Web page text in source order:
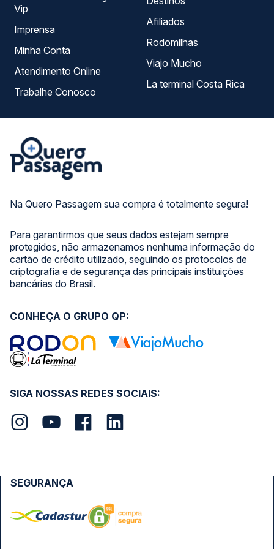
Na Quero Passagem sua compra é totalmente segura!
Para garantirmos que seus dados estejam sempre
protegidos, não armazenamos nenhuma informação do
cartão de crédito utilizado, seguindo os protocolos de
criptografia e de segurança das principais instituições
bancárias do Brasil.
Vip
Imprensa
Minha Conta
Atendimento Online
Trabalhe Conosco
Afiliados
Rodomilhas
Viajo Mucho
La terminal Costa Rica
SIGA NOSSAS REDES SOCIAIS:
CONHEÇA O GRUPO QP:
SEGURANÇA